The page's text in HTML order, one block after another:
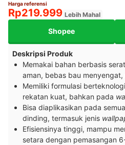
Harga referensi
Rp219.999 Lebih Mahal
Shopee
Deskripsi Produk
Memakai bahan berbasis
aman, bebas bau
Memiliki formulasi
rekatan kuat, bahkan pada
Bisa diaplikasikan pada
dinding, termasuk jenis
Efisiensinya tinggi, mampu
setara dengan pemasangan